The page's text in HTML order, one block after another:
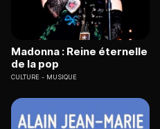
Madonna : Reine éternelle
de la pop
CULTURE MUSIQUE